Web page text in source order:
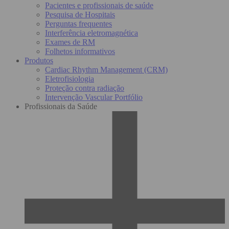
Pacientes e profissionais de saúde
Pesquisa de Hospitais
Perguntas frequentes
Interferência eletromagnética
Exames de RM
Folhetos informativos
Produtos
Cardiac Rhythm Management (CRM)
Eletrofisiologia
Proteção contra radiação
Intervenção Vascular Portfólio
Profissionais da Saúde